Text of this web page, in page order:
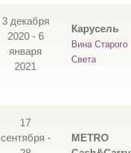
3 декабря
2020 - 6
января
2021
Карусель
Вина Старого
Света
17
сентября -
METRO